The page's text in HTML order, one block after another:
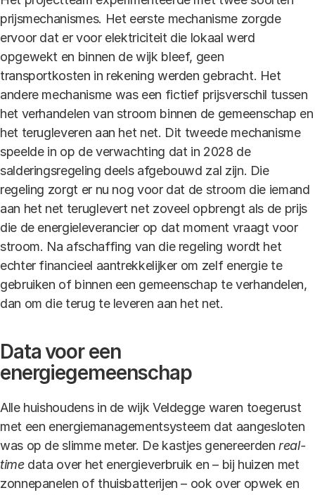
prijsmechanismes. Het eerste mechanisme zorgde
ervoor dat er voor elektriciteit die lokaal werd
opgewekt en binnen de wijk bleef, geen
transportkosten in rekening werden gebracht. Het
andere mechanisme was een fictief prijsverschil tussen
het verhandelen van stroom binnen de gemeenschap en
het terugleveren aan het net. Dit tweede mechanisme
speelde in op de verwachting dat in 2028 de
salderingsregeling deels afgebouwd zal zijn. Die
regeling zorgt er nu nog voor dat de stroom die iemand
aan het net teruglevert net zoveel opbrengt als de prijs
die de energieleverancier op dat moment vraagt voor
stroom. Na afschaffing van die regeling wordt het
echter financieel aantrekkelijker om zelf energie te
gebruiken of binnen een gemeenschap te verhandelen,
dan om die terug te leveren aan het net.
Data voor een
energiegemeenschap
Alle huishoudens in de wijk Veldegge waren toegerust
met een energiemanagementsysteem dat aangesloten
was op de slimme meter. De kastjes genereerdenreal-
time data over het energieverbruik en – bij huizen met
zonnepanelen of thuisbatterijen – ook over opwek en